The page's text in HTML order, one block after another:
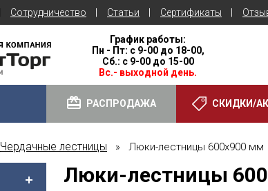
Сотрудничество Статьи Сертификаты
График работы:
Пн - Пт: с 9-00 до 18-00,
Сб.: с 9-00 до 15-00
Вс.- выходной день.
РАСПРОДАЖА СКИДКИ/
Чердачные лестницы » Люки-лестницы 600х900 мм
Люки-лестницы